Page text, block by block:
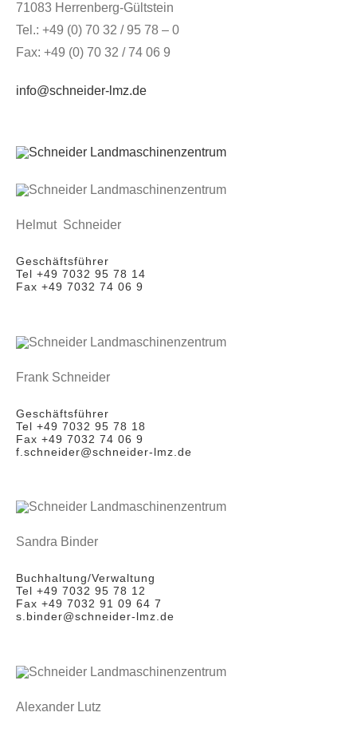
71083 Herrenberg-Gültstein
Tel.: +49 (0) 70 32 / 95 78 – 0
Fax: +49 (0) 70 32 / 74 06 9
info@schneider-lmz.de
Helmut Schneider
Geschäftsführer
Tel +49 7032 95 78 14
Fax +49 7032 74 06 9
Frank Schneider
Geschäftsführer
Tel +49 7032 95 78 18
Fax +49 7032 74 06 9
f.schneider@schneider-lmz.de
Sandra Binder
Buchhaltung/Verwaltung
Tel +49 7032 95 78 12
Fax +49 7032 91 09 64 7
s.binder@schneider-lmz.de
Alexander Lutz